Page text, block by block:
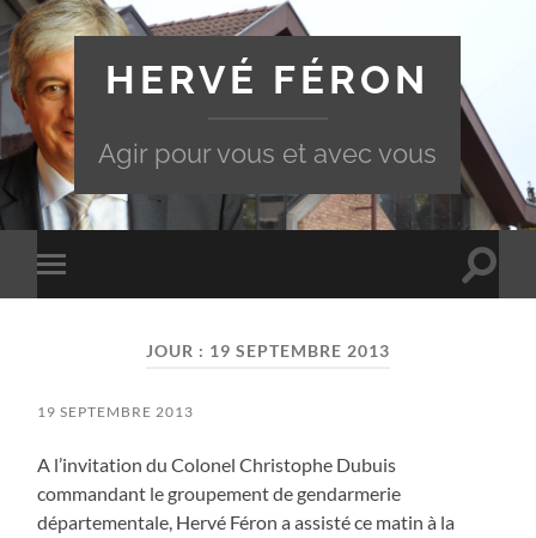
HERVÉ FÉRON
Agir pour vous et avec vous
Toggle
mobile
Toggle
JOUR : 19 SEPTEMBRE 2013
19 SEPTEMBRE 2013
A l’invitation du Colonel Christophe Dubuis
commandant le groupement de gendarmerie
départementale, Hervé Féron a assisté ce matin à la